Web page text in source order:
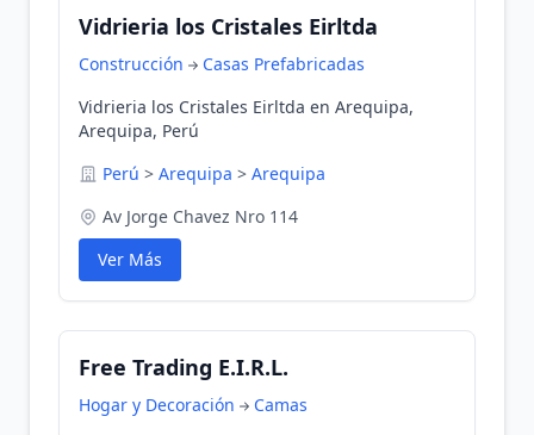
Vidrieria los Cristales Eirltda
Construcción
Casas Prefabricadas
Vidrieria los Cristales Eirltda en Arequipa,
Arequipa, Perú
Perú > Arequipa > Arequipa
Av Jorge Chavez Nro 114
Ver Más
Free Trading E.I.R.L.
Hogar y Decoración
Camas